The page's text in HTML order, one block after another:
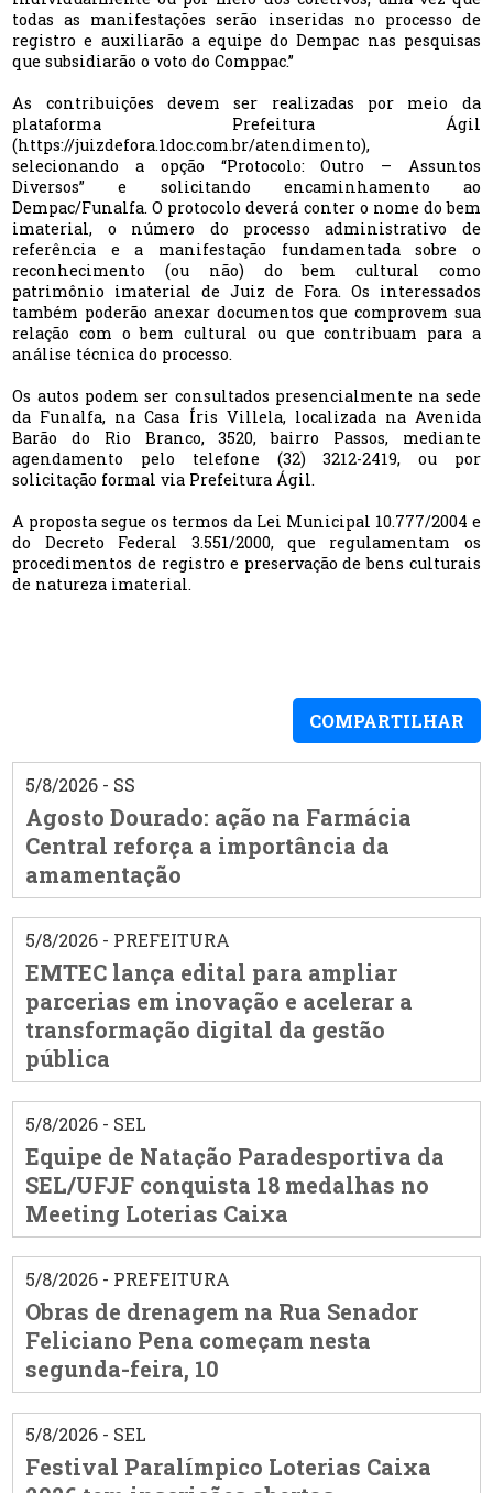
todas as manifestações serão inseridas no processo de
registro e auxiliarão a equipe do Dempac nas pesquisas
que subsidiarão o voto do Comppac.”
As contribuições devem ser realizadas por meio da
plataforma Prefeitura Ágil
(https://juizdefora.1doc.com.br/atendimento),
selecionando a opção “Protocolo: Outro – Assuntos
Diversos” e solicitando encaminhamento ao
Dempac/Funalfa. O protocolo deverá conter o nome do bem
imaterial, o número do processo administrativo de
referência e a manifestação fundamentada sobre o
reconhecimento (ou não) do bem cultural como
patrimônio imaterial de Juiz de Fora. Os interessados
também poderão anexar documentos que comprovem sua
relação com o bem cultural ou que contribuam para a
análise técnica do processo.
Os autos podem ser consultados presencialmente na sede
da Funalfa, na Casa Íris Villela, localizada na Avenida
Barão do Rio Branco, 3520, bairro Passos, mediante
agendamento pelo telefone (32) 3212-2419, ou por
solicitação formal via Prefeitura Ágil.
A proposta segue os termos da Lei Municipal 10.777/2004 e
do Decreto Federal 3.551/2000, que regulamentam os
procedimentos de registro e preservação de bens culturais
de natureza imaterial.
COMPARTILHAR
5/8/2026 - SS
Agosto Dourado: ação na Farmácia
Central reforça a importância da
amamentação
5/8/2026 - PREFEITURA
EMTEC lança edital para ampliar
parcerias em inovação e acelerar a
transformação digital da gestão
pública
5/8/2026 - SEL
Equipe de Natação Paradesportiva da
SEL/UFJF conquista 18 medalhas no
Meeting Loterias Caixa
5/8/2026 - PREFEITURA
Obras de drenagem na Rua Senador
Feliciano Pena começam nesta
segunda-feira, 10
5/8/2026 - SEL
Festival Paralímpico Loterias Caixa